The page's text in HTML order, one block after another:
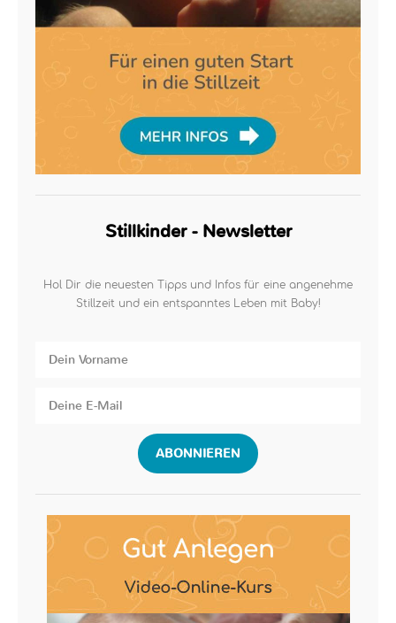
Stillkinder - Newsletter
Hol Dir die neuesten Tipps und Infos für eine angenehme
Stillzeit und ein entspanntes Leben mit Baby!
ABONNIEREN